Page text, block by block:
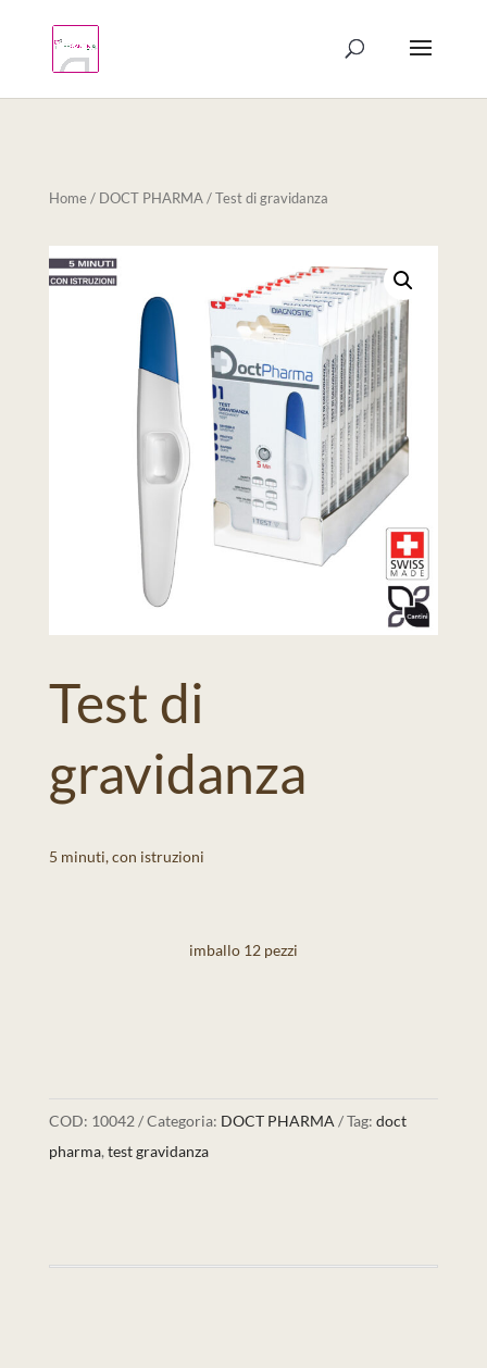
Home/ DOCT PHARMA/ Test di gravidanza
Test di
gravidanza
5 minuti, con istruzioni
imballo 12 pezzi
COD: 10042 Categoria: DOCT PHARMA Tag: doct
pharma, test gravidanza